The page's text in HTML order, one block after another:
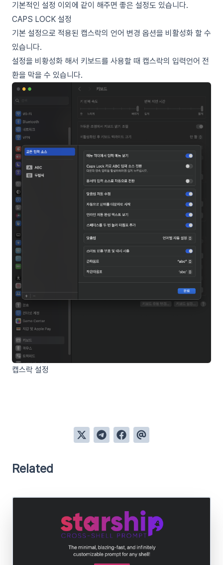
기본적인 설정 이외에 같이 해주면 좋은 설정도 있습니다.
CAPS LOCK 설정
기본 설정으로 적용된 캡스락의 언어 변경 옵션을 비활성화 할 수
있습니다.
설정을 비황성화 해서 키보드를 사용할 때 캡스락의 입력언어 전
환을 막을 수 있습니다.
캡스락 설정
Related